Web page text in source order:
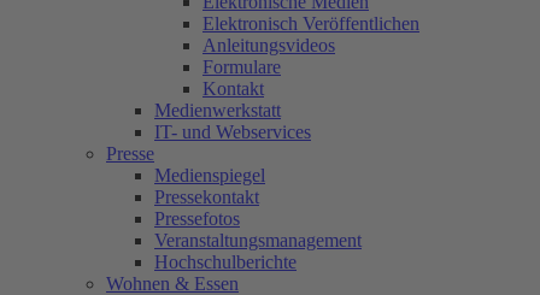
Elektronisch Veröffentlichen
Anleitungsvideos
Formulare
Kontakt
Medienwerkstatt
IT- und Webservices
Presse
Medienspiegel
Pressekontakt
Pressefotos
Veranstaltungsmanagement
Hochschulberichte
Wohnen & Essen